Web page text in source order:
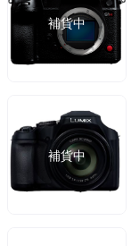
補貨中
補貨中